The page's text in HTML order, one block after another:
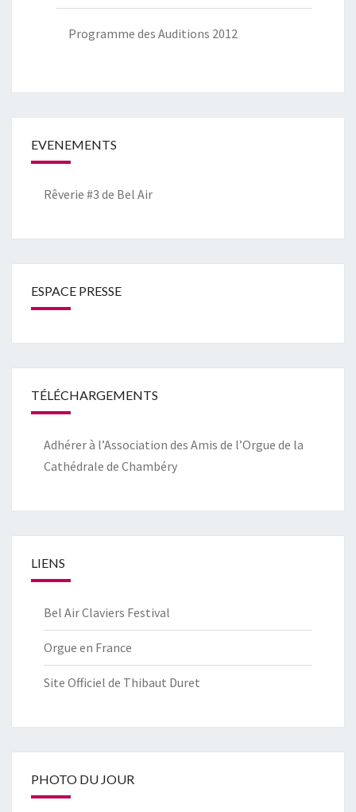
Programme des Auditions 2012
EVENEMENTS
Rêverie #3 de Bel Air
ESPACE PRESSE
TÉLÉCHARGEMENTS
Adhérer à l’Association des Amis de l’Orgue de la
Cathédrale de Chambéry
LIENS
Bel Air Claviers Festival
Orgue en France
Site Officiel de Thibaut Duret
PHOTO DU JOUR